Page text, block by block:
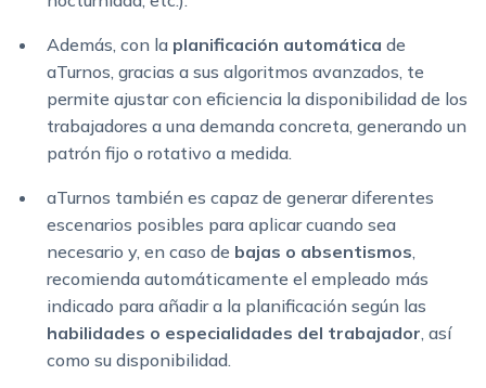
Además, con la planificación automática de
aTurnos, gracias a sus algoritmos avanzados, te
permite ajustar con eficiencia la disponibilidad de los
trabajadores a una demanda concreta, generando un
patrón fijo o rotativo a medida.
aTurnos también es capaz de generar diferentes
escenarios posibles para aplicar cuando sea
necesario y, en caso de bajas o absentismos
recomienda automáticamente el empleado más
indicado para añadir a la planificación según las
habilidades o especialidades del trabajador , así
como su disponibilidad.